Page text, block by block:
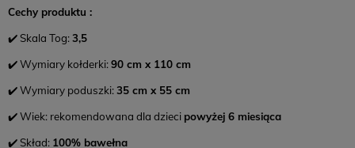
Cechy produktu :
✔️ Skala Tog:3,5
✔️ Wymiary kołderki:90 cm x 110 cm
✔️ Wymiary poduszki:35 cm x 55 cm
✔️ Wiek: rekomendowana dla dzieci powyżej 6 miesiąca
✔️ Skład: 100% bawełna